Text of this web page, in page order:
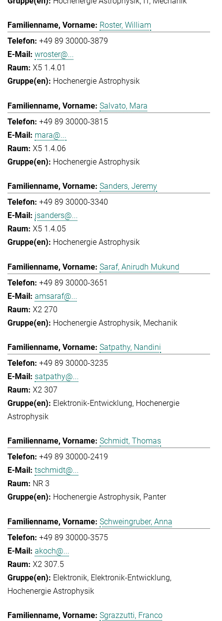
Roster, William
+49 89 30000-3879
wroster@...
X5 1.4.01
Hochenergie Astrophysik
Salvato, Mara
+49 89 30000-3815
mara@...
X5 1.4.06
Hochenergie Astrophysik
Sanders, Jeremy
+49 89 30000-3340
jsanders@...
X5 1.4.05
Hochenergie Astrophysik
Saraf, Anirudh Mukund
+49 89 30000-3651
amsaraf@...
X2 270
Hochenergie Astrophysik Mechanik
Satpathy, Nandini
+49 89 30000-3235
satpathy@...
X2 307
Elektronik-Entwicklung Hochenergie
Astrophysik
Schmidt, Thomas
+49 89 30000-2419
tschmidt@...
NR 3
Hochenergie Astrophysik Panter
Schweingruber, Anna
+49 89 30000-3575
akoch@...
X2 307.5
Elektronik Elektronik-Entwicklung
Hochenergie Astrophysik
Sgrazzutti, Franco